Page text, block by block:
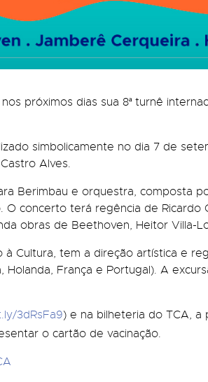
próximos dias sua 8ª turnê
simbolicamente no dia 7 de
Alves.
Berimbau e orquestra, composta
concerto terá regência de Ricardo
obras de Beethoven, Heitor Villa-
Cultura, tem a direção artística e
França e Portugal). A
3dRsFa9) e na bilheteria do TCA, a
o cartão de vacinação.